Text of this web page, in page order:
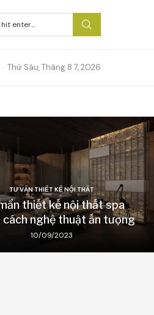
Thứ Sáu, Tháng 8 7, 2026
TƯ VẤN THIẾT KẾ NỘI THẤT
thiết kế nội thất spa
cách nghệ thuật ấn tượng
10/09/2023